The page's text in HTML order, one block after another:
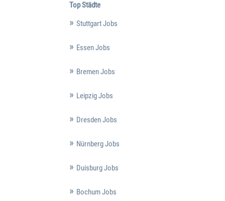
Top Städte
Stuttgart Jobs
Essen Jobs
Bremen Jobs
Leipzig Jobs
Dresden Jobs
Nürnberg Jobs
Duisburg Jobs
Bochum Jobs